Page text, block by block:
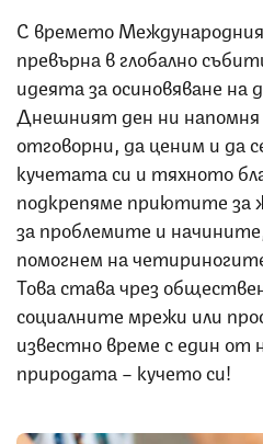
С времето
превърна в глобално
идеята за осиновяване
Днешният ден ни напомня
отговорни, да ценим и да
кучетата си и тяхното
подкрепяме приютите за
за проблемите и
помогнем на
Това става чрез
социалните мрежи или
известно време с един от
природата – кучето си!